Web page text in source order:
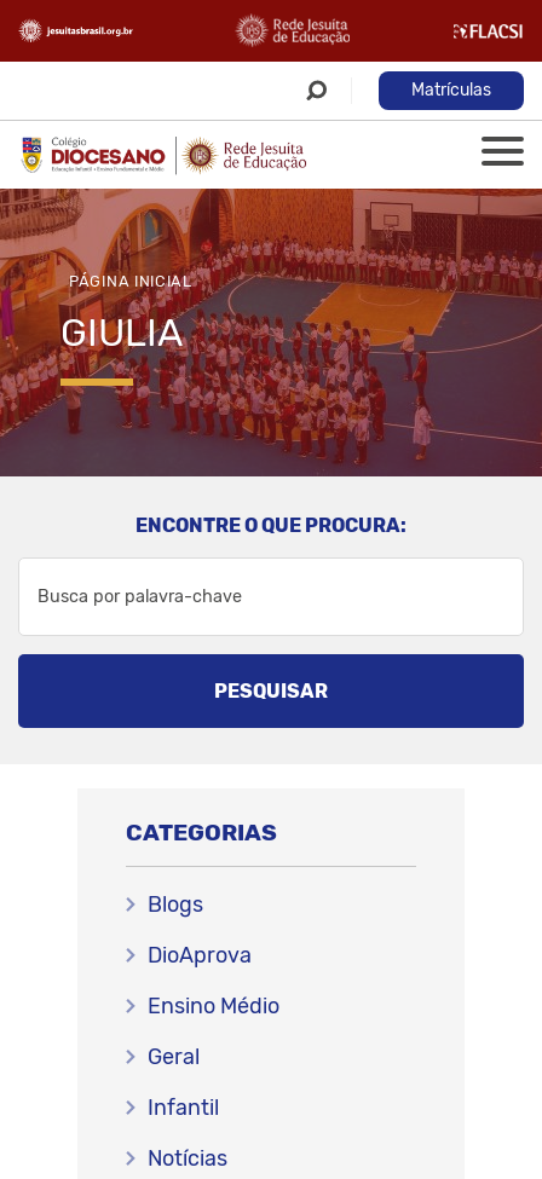
Matrículas
PÁGINA INICIAL
GIULIA
ENCONTRE O QUE PROCURA:
PESQUISAR
CATEGORIAS
Blogs
DioAprova
Ensino Médio
Geral
Infantil
Notícias